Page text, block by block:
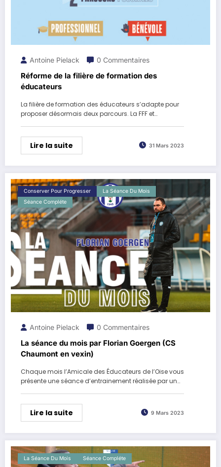
Antoine Pielack 0 Commentaires
Réforme de la filière de formation des
éducateurs
La filière de formation des éducateurs s’adapte pour
proposer désormais deux parcours. La FFF et…
Lire la suite 31 Mars 2023
Conserver Pour Progresser
La Séance Du Mois
Séance Compléte
Antoine Pielack 0 Commentaires
La séance du mois par Florian Goergen (CS
Chaumont en vexin)
Chaque mois l’Amicale des Éducateurs de l’Oise vous
présente une séance d’entrainement réalisée par un…
Lire la suite 9 Mars 2023
La Séance Du Mois Séance Compléte